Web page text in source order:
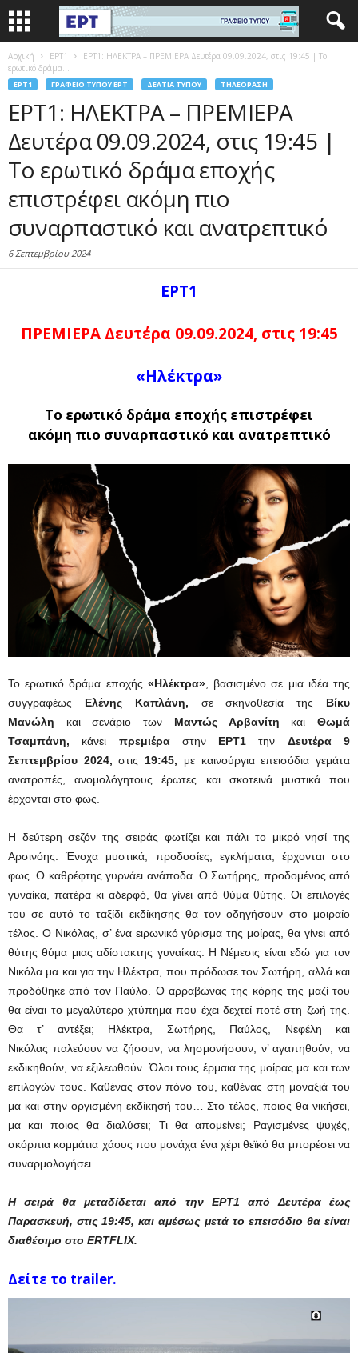
Αρχική EΡΤ1
ΕΡΤ1: ΗΛΕΚΤΡΑ – ΠΡΕΜΙΕΡΑ Δευτέρα 09.09.2024, στις 19:45 | To
ερωτικό δράμα...
EΡΤ1 ΓΡΑΦΕΊΟ ΤΎΠΟΥ ΕΡΤ ΔΕΛΤΊΑ ΤΎΠΟΥ ΤΗΛΕΌΡΑΣΗ
ΕΡΤ1: ΗΛΕΚΤΡΑ – ΠΡΕΜΙΕΡΑ
Δευτέρα 09.09.2024, στις 19:45 |
To ερωτικό δράμα εποχής
επιστρέφει ακόμη πιο
συναρπαστικό και ανατρεπτικό
6 Σεπτεμβρίου 2024
ΕΡΤ1
ΠΡΕΜΙΕΡΑ Δευτέρα 09.09.2024, στις 19:45
«Ηλέκτρα»
To ερωτικό δράμα εποχής επιστρέφει
ακόμη πιο συναρπαστικό και ανατρεπτικό
Το ερωτικό δράμα εποχής «Ηλέκτρα», βασισμένο σε μια ιδέα της
συγγραφέως Ελένης Καπλάνη, σε σκηνοθεσία της Βίκυ
Μανώλη και σενάριο των Μαντώς Αρβανίτη καιΘωμά
Τσαμπάνη, κάνει πρεμιέραστην ΕΡΤ1 την Δευτέρα 9
Σεπτεμβρίου 2024,στις 19:45, με καινούργια επεισόδια γεμάτα
ανατροπές, ανομολόγητους έρωτες και σκοτεινά μυστικά που
έρχονται στο φως.
Η δεύτερη σεζόν της σειράς φωτίζει και πάλι το μικρό νησί της
Αρσινόης. Ένοχα μυστικά, προδοσίες, εγκλήματα, έρχονται στο
φως. Ο καθρέφτης γυρνάει ανάποδα. Ο Σωτήρης, προδομένος από
γυναίκα, πατέρα κι αδερφό, θα γίνει από θύμα θύτης. Οι επιλογές
του σε αυτό το ταξίδι εκδίκησης θα τον οδηγήσουν στο μοιραίο
τέλος. Ο Νικόλας, σ’ ένα ειρωνικό γύρισμα της μοίρας, θα γίνει από
θύτης θύμα μιας αδίστακτης γυναίκας. Η Νέμεσις είναι εδώ για τον
Νικόλα μα και για την Ηλέκτρα, που πρόδωσε τον Σωτήρη, αλλά και
προδόθηκε από τον Παύλο. Ο αρραβώνας της κόρης της μαζί του
θα είναι το μεγαλύτερο χτύπημα που έχει δεχτεί ποτέ στη ζωή της.
Θα τ’ αντέξει; Ηλέκτρα, Σωτήρης, Παύλος, Νεφέλη και
Νικόλας παλεύουν να ζήσουν, να λησμονήσουν, ν’ αγαπηθούν, να
εκδικηθούν, να εξιλεωθούν. Όλοι τους έρμαια της μοίρας μα και των
επιλογών τους. Καθένας στον πόνο του, καθένας στη μοναξιά του
μα και στην οργισμένη εκδίκησή του… Στο τέλος, ποιος θα νικήσει,
μα και ποιος θα διαλύσει; Τι θα απομείνει; Ραγισμένες ψυχές,
σκόρπια κομμάτια χάους που μονάχα ένα χέρι θεϊκό θα μπορέσει να
συναρμολογήσει.
Η σειρά θα μεταδίδεται από την ΕΡΤ1 από Δευτέρα έως
Παρασκευή, στις 19:45, και αμέσως μετά το επεισόδιο θα είναι
διαθέσιμο στο ERTFLIX.
Δείτε το trailer.
Βίντεο